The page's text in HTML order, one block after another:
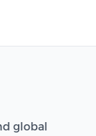
global